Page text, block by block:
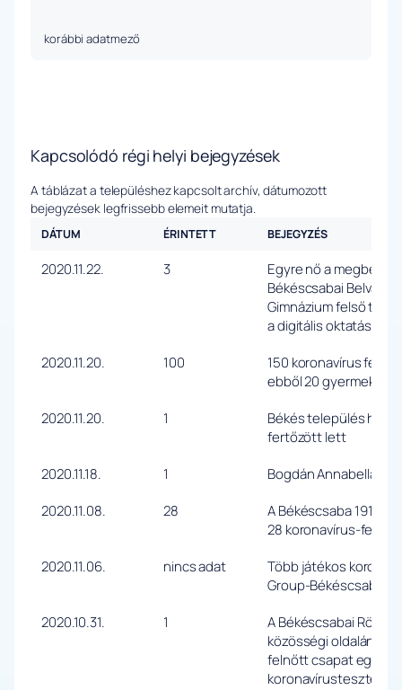
korábbi adatmező
Kapcsolódó régi helyi bejegyzések
A táblázat a településhez kapcsolt archív, dátumozott
bejegyzések legfrissebb elemeit mutatja.
DÁTUM ÉRINTETT BEJEGYZÉS
2020.11.22. 3
Egyre nő a
Békéscsabai
Gimnázium felső
a digitális oktatásra.
2020.11.20.
100
150 koronavírus
ebből 20 gyermek
2020.11.20.
1
Békés település
fertőzött lett
2020.11.18.
1
Bogdán Annabella
2020.11.08.
28
A Békéscsaba 1912
28 koronavírus-
2020.11.06.
nincs adat
Több játékos
Group-Békéscsabai
2020.10.31.
1
A Békéscsabai
közösségi oldalán
felnőtt csapat egyik
koronavírustesztet